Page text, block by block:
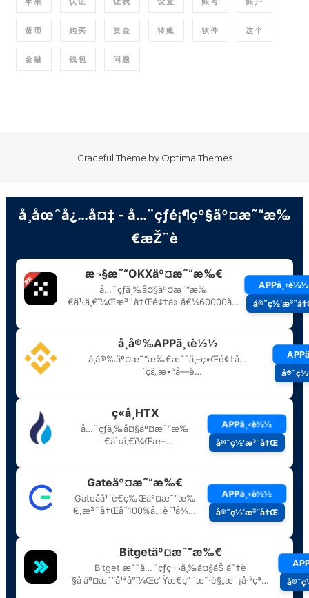
货币 购买 资金 转账 软件 这个
金融 钱包 问题
Graceful Theme by Optima Themes